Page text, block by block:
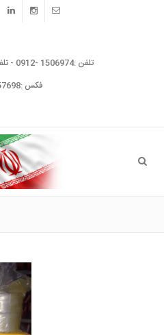
فکس :55757698 -021